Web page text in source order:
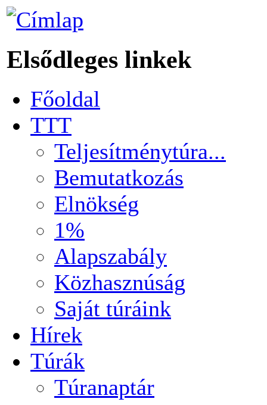
Elsődleges linkek
Főoldal
TTT
Teljesítménytúra...
Bemutatkozás
Elnökség
1%
Alapszabály
Közhasznúság
Saját túráink
Hírek
Túrák
Túranaptár